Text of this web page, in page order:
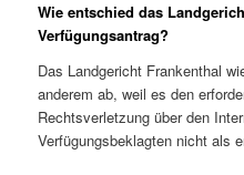
Wie entschied das
Verfügungsantrag?
Das Landgericht Frankenthal
anderem ab, weil es den
Rechtsverletzung über den
Verfügungsbeklagten nicht als